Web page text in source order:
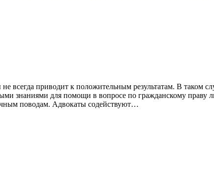
всегда приводит к положительным результатам. В таком
знаниями для помощи в вопросе по гражданскому праву
поводам. Адвокаты содействуют…